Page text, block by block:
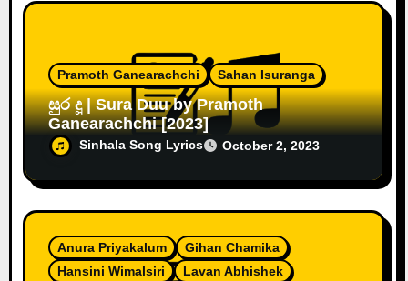
Pramoth Ganearachchi Sahan Isuranga
සුර දූ | Sura Duu by Pramoth
Ganearachchi [2023]
Sinhala Song Lyrics October 2, 2023
Anura Priyakalum
Gihan Chamika
Hansini Wimalsiri
Lavan Abhishek